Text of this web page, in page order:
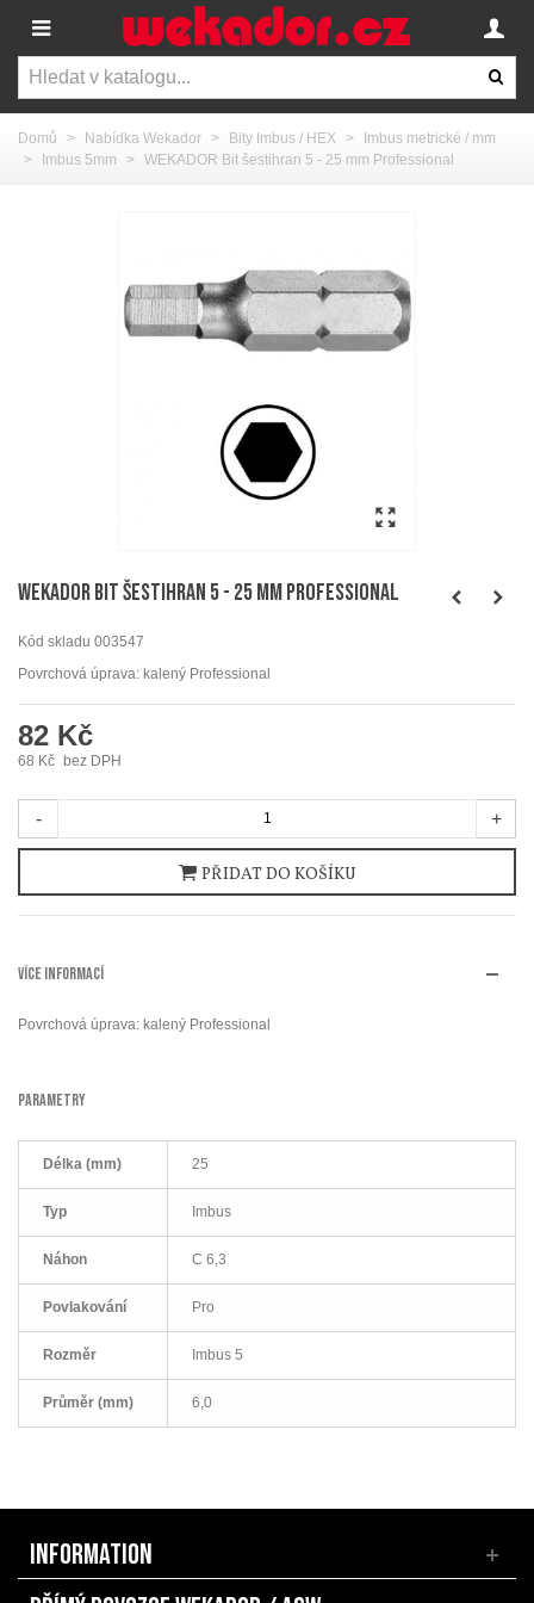
Domů > Nabídka Wekador > Bity Imbus / HEX >
Imbus metrické / mm
>
Imbus 5mm > WEKADOR Bit šestihran 5 - 25 mm Professional
WEKADOR Bit šestihran 5 - 25 mm Professional
Kód skladu 003547
Povrchová úprava: kalený Professional
82 Kč
68 Kč bez DPH
- +
PŘIDAT DO KOŠÍKU
VÍCE INFORMACÍ
Povrchová úprava: kalený Professional
PARAMETRY
Délka (mm) 25
Typ Imbus
Náhon C 6,3
Povlakování Pro
Rozměr Imbus 5
Průměr (mm) 6,0
INFORMATION